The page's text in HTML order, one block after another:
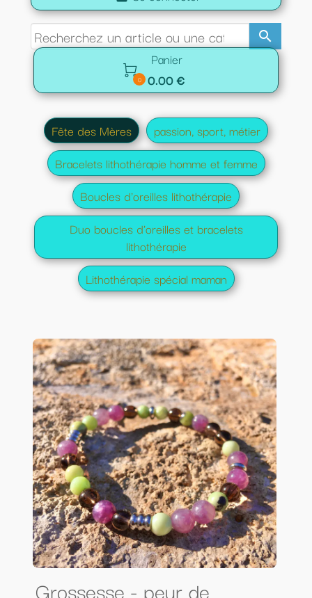
search

0
Panier
0.00 €
Fête des Mères
passion, sport, métier
Bracelets lithothérapie homme et femme
Boucles d'oreilles lithothérapie
Duo boucles d'oreilles et bracelets
lithothérapie
Lithothérapie spécial maman
Grossesse - peur de